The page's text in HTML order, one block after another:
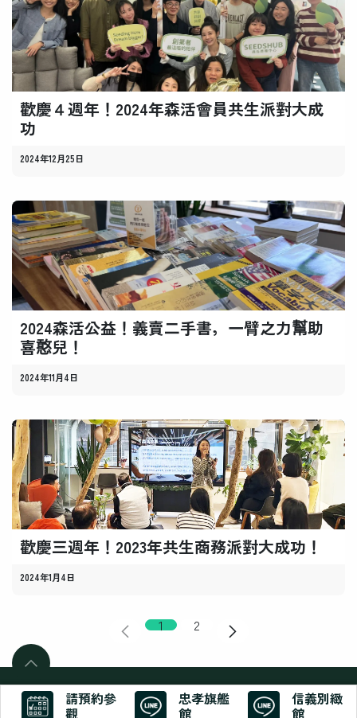
歡慶４週年！2024年森活會員共生派對大成
功
2024年12月25日
2024森活公益！義賣二手書，一臂之力幫助
喜憨兒！
2024年11月4日
歡慶三週年！2023年共生商務派對大成功！
2024年1月4日
1 2
版權所有 ©SeedsHub
由 驅動
請預約參
觀
忠孝旗艦
館
信義別緻
館